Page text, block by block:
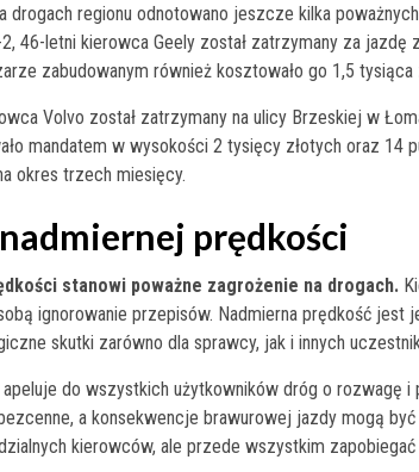
drogach regionu odnotowano jeszcze kilka
46-letni kierowca Geely został zatrzymany za
zabudowanym również kosztowało go 1,5 tysiąca
Volvo został zatrzymany na ulicy Brzeskiej w
mandatem w wysokości 2 tysięcy złotych oraz 14
okres trzech miesięcy.
prędkości
stanowi poważne zagrożenie na drogach.
ignorowanie przepisów. Nadmierna prędkość jest
skutki zarówno dla sprawcy, jak i innych
do wszystkich użytkowników dróg o rozwagę i
a konsekwencje brawurowej jazdy mogą
kierowców, ale przede wszystkim